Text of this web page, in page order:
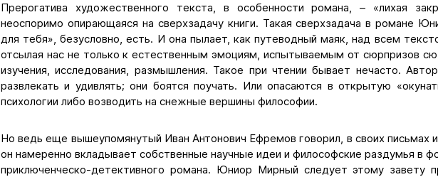
Прерогатива художественного текста, в особенности романа, – «лихая
неоспоримо опирающаяся на сверхзадачу книги. Такая сверхзадача в романе
для тебя», безусловно, есть. И она пылает, как путеводный маяк, над всем
отсылая нас не только к естественным эмоциям, испытываемым от сюрпризов
изучения, исследования, размышления. Такое при чтении бывает нечасто.
развлекать и удивлять; они боятся поучать. Или опасаются в открытую
психологии либо возводить на снежные вершины философии.
Но ведь еще вышеупомянутый Иван Антонович Ефремов говорил, в своих письмах
он намеренно вкладывает собственные научные идеи и философские раздумья в
приключенческо-детективного романа. Юниор Мирный следует этому завету